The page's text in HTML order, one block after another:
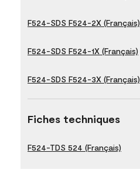
F524-SDS F524-2X (Français)
F524-SDS F524-1X (Français)
F524-SDS F524-3X (Français)
Fiches techniques
F524-TDS 524 (Français)